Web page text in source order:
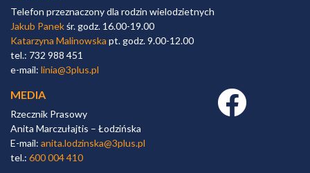
Telefon przeznaczony dla rodzin wielodzietnych
Jakub Panekśr. godz. 16.00-19.00
Katarzyna Malinowska pt. godz. 9.00-12.00
tel.: 732 988 451
e-mail: linia@3plus.pl
MEDIA
Rzecznik Prasowy
Anita Marczułajtis – Łodzińska
E-mail: anita.lodzinska@3plus.pl
tel.: 600 004 410
Facebook link